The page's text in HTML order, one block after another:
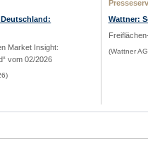
Market Insight:
vom 02/2026
Wattner:
(Wattner